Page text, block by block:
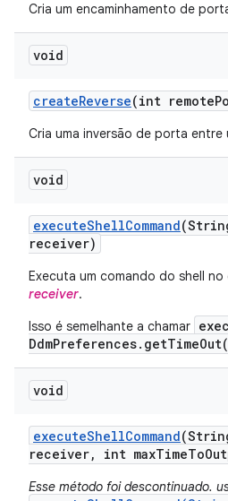
Cria um encaminhamento de
void
createReverse(int remote
Cria uma inversão de porta
void
executeShellCommand
receiver)
Executa um comando do shell
receiver.
Isso é semelhante a chamar
void
executeShellCommand
receiver, int maxTimeTo
Esse método foi descontinuado.